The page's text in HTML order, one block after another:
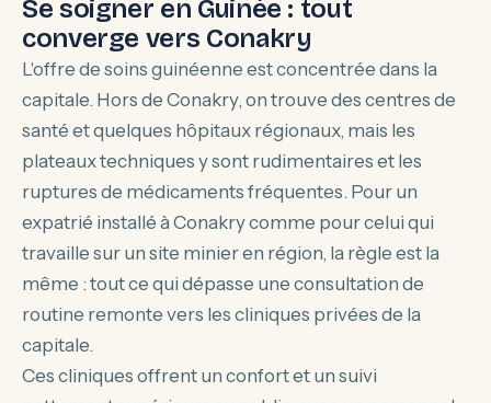
Se soigner en Guinée : tout
converge vers Conakry
L'offre de soins guinéenne est concentrée dans la
capitale. Hors de Conakry, on trouve des centres de
santé et quelques hôpitaux régionaux, mais les
plateaux techniques y sont rudimentaires et les
ruptures de médicaments fréquentes. Pour un
expatrié installé à Conakry comme pour celui qui
travaille sur un site minier en région, la règle est la
même : tout ce qui dépasse une consultation de
routine remonte vers les cliniques privées de la
capitale.
Ces cliniques offrent un confort et un suivi